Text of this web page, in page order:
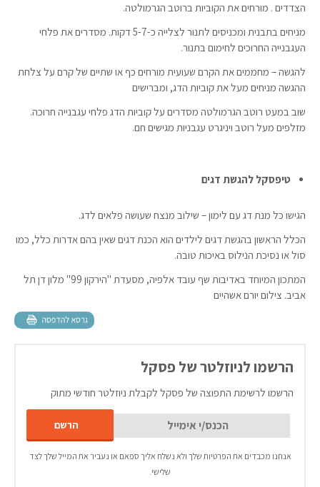
הצדדים . מורחים את הקוביות ברוטב הגרמולטה.
מניחים בתבנית ומכניסים לתנור לצלייה כ-5-7 דקות. מסדרים את פלחי
העגבנייה החרוכים לחימום בתנור.
להגשה – מחממים את הקרם שעועית מורחים כף או שתיים של קרם על צלחת
ההגשה מניחים מעל את קוביות הדג, ומברישים
שוב במעט רוטב הגרמולטה מסדרים על קוביות הדג פלחי עגבנייה חרוכה.
מזלפים מעל רוטב ויניגרט עגבניות מגישים חם.
טיפסקל להגשת דגים
הגישו כל מנת דג עם לימון – שילוב מנצח שעושה פלאים לדג.
הכלל הראשון בהגשת דגים לילדים הוא הכנת דגים שאין בהם אדרות כלל, כמו
סול או נסיכת הנילוס באיכות טובה.
המתכון המיוחד באדיבות שף עובד אלפיה, מסעדת "הירקון 99" מלון דן תל
אביב. צילום יורם אשהיים
הרשמו לניוזלטר של פסקל
הרשמו לרשימת התפוצה של פסקל לקבלת ניוזלטר חודשי מתוק
אנחנו מכבדים את הפרטיות שלך ולא נשלח אליך ספאם או נעביר את המייל שלך לצד
שלישי.